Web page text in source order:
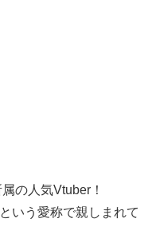
の人気Vtuber！
いう愛称で親しまれて